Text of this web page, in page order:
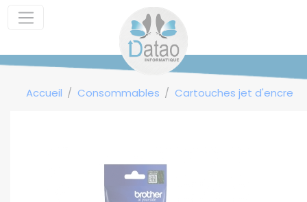
Accueil Consommables Cartouches jet d'encre
Panneau de gestion des cookies